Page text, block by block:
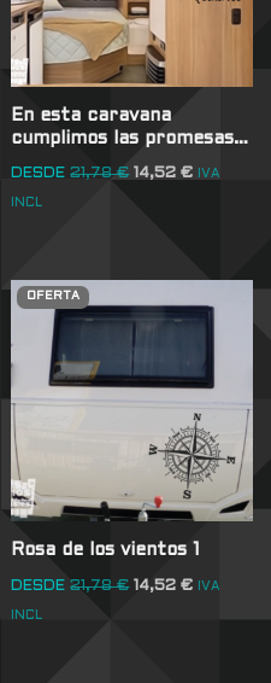
En esta caravana
cumplimos las promesas…
DESDE 21,78€ 14,52€ IVA
INCL
OFERTA
Rosa de los vientos 1
DESDE 21,78€ 14,52€ IVA
INCL